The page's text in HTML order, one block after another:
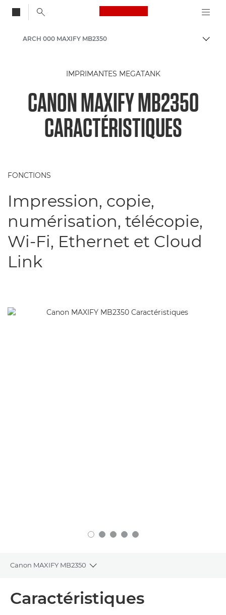
Canon Logo, back
Imprimantes Canon
ARCH 000 MAXIFY MB2350
IMPRIMANTES MEGATANK
CANON MAXIFY MB2350
CARACTÉRISTIQUES
FONCTIONS
Impression, copie,
numérisation, télécopie,
Wi-Fi, Ethernet et Cloud
Link
Canon MAXIFY MB2350
Toggle breadcrumbs
Caractéristiques